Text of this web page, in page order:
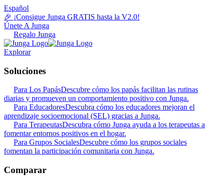
Español
🎉 ¡Consigue Junga GRATIS hasta la V2.0!
Únete A Junga
Regalo Junga
Explorar
Soluciones
Para Los PapásDescubre cómo los papás facilitan las rutinas
diarias y promueven un comportamiento positivo con Junga.
Para EducadoresDescubra cómo los educadores mejoran el
aprendizaje socioemocional (SEL) gracias a Junga.
Para TerapeutasDescubra cómo Junga ayuda a los terapeutas a
fomentar entornos positivos en el hogar.
Para Grupos SocialesDescubre cómo los grupos sociales
fomentan la participación comunitaria con Junga.
Comparar